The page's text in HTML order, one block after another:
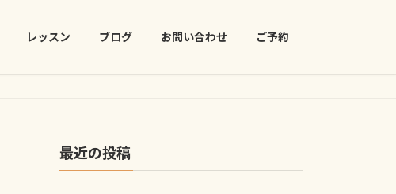
レッスン ブログ お問い合わせ ご予約
最近の投稿